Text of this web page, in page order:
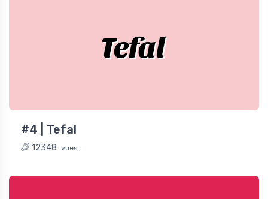
Tefal
#4 | Tefal
12348 vues